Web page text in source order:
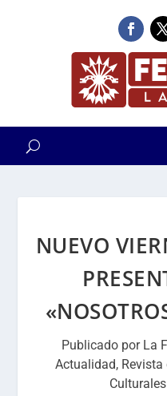
NUEVO
Publicado por La
Actualidad,